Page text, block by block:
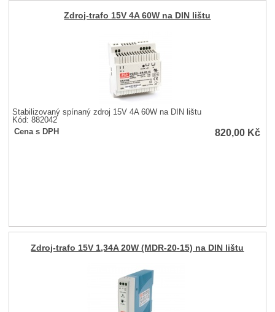
Zdroj-trafo 15V 4A 60W na DIN lištu
Stabilizovaný spínaný zdroj 15V 4A 60W na DIN lištu
Kód: 882042
Cena s DPH
820,00 Kč
Zdroj-trafo 15V 1,34A 20W (MDR-20-15) na DIN lištu